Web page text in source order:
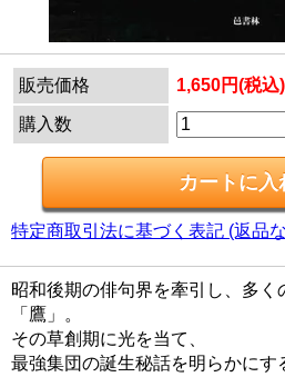
販売価格 1,650円(税込)
購入数
特定商取引法に基づく表記 (返品
昭和後期の俳句界を牽引し、多く
「鷹」。
その草創期に光を当て、
最強集団の誕生秘話を明らかにす